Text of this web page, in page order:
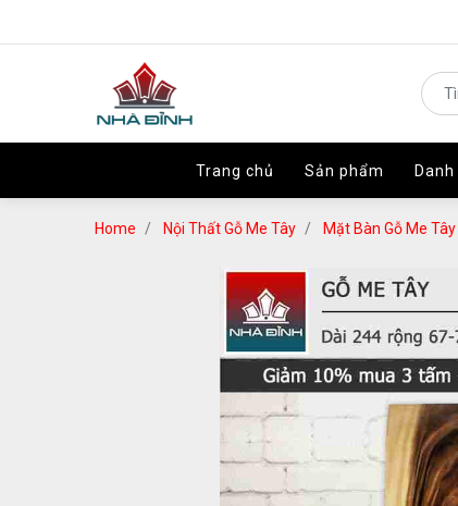
Trang chủ Sản phẩm
Trang chủ Sản phẩm
Home Nội Thất Gỗ Me Tây Mặt Bàn Gỗ Me Tây